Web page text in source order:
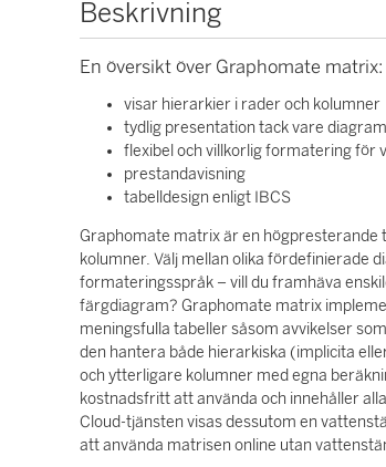
Beskrivning
En översikt över Graphomate matrix:
visar hierarkier i rader och kolumner
tydlig presentation tack vare
flexibel och villkorlig formatering för
prestandavisning
tabelldesign enligt IBCS
Graphomate matrix är en
kolumner. Välj mellan olika fördefinierade
formateringsspråk – vill du framhäva
färgdiagram? Graphomate matrix
meningsfulla tabeller såsom avvikelser
den hantera både hierarkiska (implicita
och ytterligare kolumner med egna
kostnadsfritt att använda och innehåller
Cloud-tjänsten visas dessutom en
att använda matrisen online utan